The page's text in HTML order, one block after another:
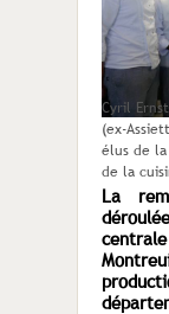
Cyril
(ex-
élus de la
de la
La